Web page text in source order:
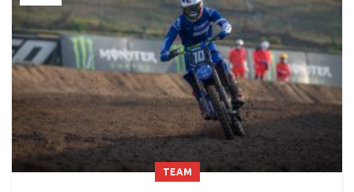
TEAM